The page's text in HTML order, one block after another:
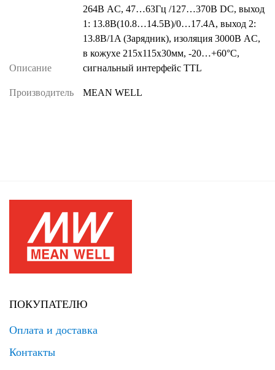
Описание
264В AC, 47…63Гц /127…370В DC, выход
1: 13.8В(10.8…14.5В)/0…17.4A, выход 2:
13.8В/1A (Зарядник), изоляция 3000В AC,
в кожухе 215х115х30мм, -20…+60°С,
сигнальный интерфейс TTL
Производитель MEAN WELL
ПОКУПАТЕЛЮ
Оплата и доставка
Контакты